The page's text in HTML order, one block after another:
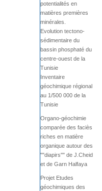
potentialités en
matières premières
minérales.
Evolution tectono-
sédimentaire du
bassin phosphaté du
centre-ouest de la
Tunisie
Inventaire
géochimique régional
au 1/500 000 de la
Tunisie
Organo-géochimie
comparée des faciès
riches en matière
organique autour des
""diapirs"" de J.Cheid
et de Garn Halfaya
Projet Etudes
géochimiques des